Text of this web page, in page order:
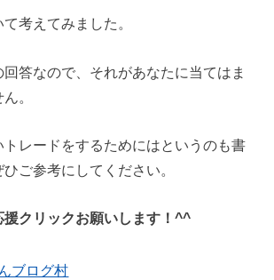
考えてみました。
答なので、それがあなたに当てはま
。
レードをするためにはというのも書
ご参考にしてください。
援クリックお願いします！^^
ブログ村